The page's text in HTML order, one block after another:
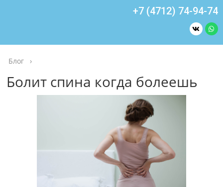
+7 (4712) 74-94-74
Блог ›
Болит спина когда болеешь